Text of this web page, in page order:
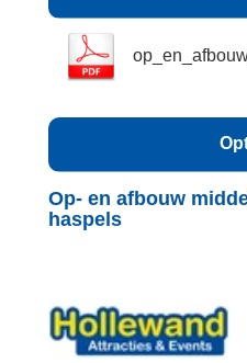
Op- en afbouw
haspels